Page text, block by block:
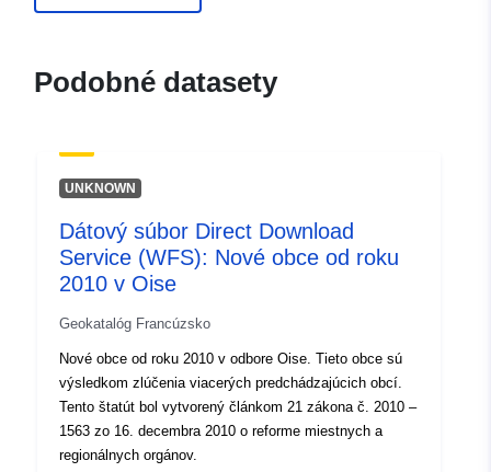
e1dc-4108-a35b-
4cfb-b121-eda0f692c05a
Typ:
Zdroj:
Podobné datasety
UNKNOWN
Dátový súbor Direct Download
Service (WFS): Nové obce od roku
2010 v Oise
Geokatalóg Francúzsko
Nové obce od roku 2010 v odbore Oise. Tieto obce sú
výsledkom zlúčenia viacerých predchádzajúcich obcí.
Tento štatút bol vytvorený článkom 21 zákona č. 2010 –
1563 zo 16. decembra 2010 o reforme miestnych a
regionálnych orgánov.